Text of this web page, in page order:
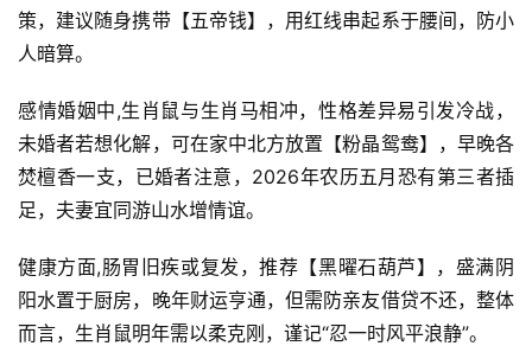
策，建议随身携带【五帝钱】，用红线串起系于腰间，防小
人暗算。
感情婚姻中,生肖鼠与生肖马相冲，性格差异易引发冷战，
未婚者若想化解，可在家中北方放置【粉晶鸳鸯】，早晚各
焚檀香一支，已婚者注意，2026年农历五月恐有第三者插
足，夫妻宜同游山水增情谊。
健康方面,肠胃旧疾或复发，推荐【黑曜石葫芦】，盛满阴
阳水置于厨房，晚年财运亨通，但需防亲友借贷不还，整体
而言，生肖鼠明年需以柔克刚，谨记“忍一时风平浪静”。